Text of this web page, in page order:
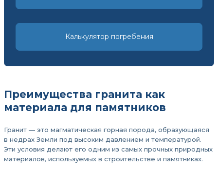
Калькулятор погребения
Преимущества гранита как
материала для памятников
Гранит — это магматическая горная порода, образующаяся
в недрах Земли под высоким давлением и температурой.
Эти условия делают его одним из самых прочных природных
материалов, используемых в строительстве и памятниках.